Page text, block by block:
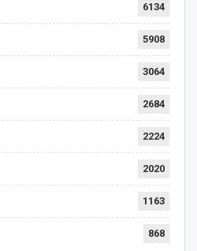
6134
5908
3064
2684
2224
2020
1163
868